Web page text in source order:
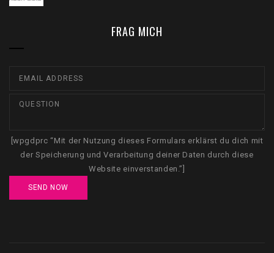
FRAG MICH
[wpgdprc “Mit der Nutzung dieses Formulars erklärst du dich mit
der Speicherung und Verarbeitung deiner Daten durch diese
Website einverstanden.”]